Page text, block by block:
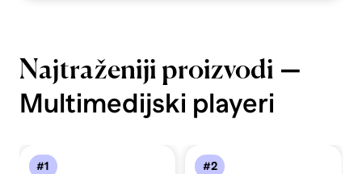
Najtraženiji proizvodi —
Multimedijski playeri
#1 #2